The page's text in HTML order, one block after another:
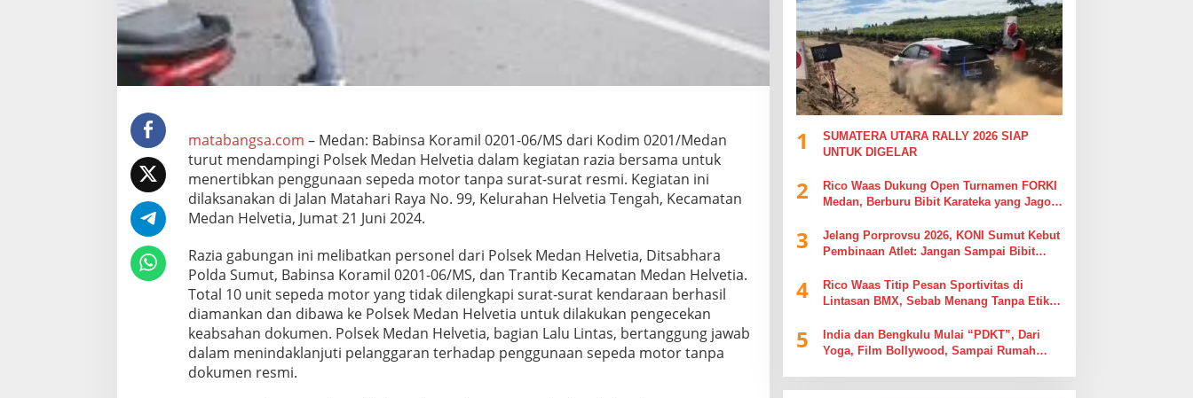
e
M
o
r
T
a
n
p
u
r
a
t
d
i
M
e
matabangsa.com – Medan: Babinsa Koramil 0201-06/MS dari Kodim 0201/Medan
turut mendampingi Polsek Medan Helvetia dalam kegiatan razia bersama untuk
menertibkan penggunaan sepeda motor tanpa surat-surat resmi. Kegiatan ini
dilaksanakan di Jalan Matahari Raya No. 99, Kelurahan Helvetia Tengah, Kecamatan
Medan Helvetia, Jumat 21 Juni 2024.
Razia gabungan ini melibatkan personel dari Polsek Medan Helvetia, Ditsabhara
Polda Sumut, Babinsa Koramil 0201-06/MS, dan Trantib Kecamatan Medan Helvetia.
Total 10 unit sepeda motor yang tidak dilengkapi surat-surat kendaraan berhasil
diamankan dan dibawa ke Polsek Medan Helvetia untuk dilakukan pengecekan
keabsahan dokumen. Polsek Medan Helvetia, bagian Lalu Lintas, bertanggung jawab
dalam menindaklanjuti pelanggaran terhadap penggunaan sepeda motor tanpa
dokumen resmi.
1
SUMATERA UTARA RALLY 2026 SIAP
UNTUK DIGELAR
2
Rico Waas Dukung Open Turnamen FORKI
Medan, Berburu Bibit Karateka yang Jago
Komentar
3
Jelang Porprovsu 2026, KONI Sumut Kebut
Pembinaan Atlet: Jangan Sampai Bibit
4
Rico Waas Titip Pesan Sportivitas di
Lintasan BMX, Sebab Menang Tanpa Etika
5
India dan Bengkulu Mulai “PDKT”, Dari
Yoga, Film Bollywood, Sampai Rumah